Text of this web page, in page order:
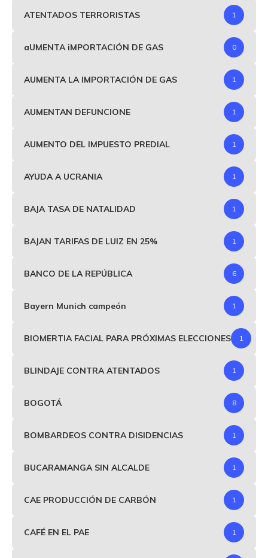
ATENTADOS TERRORISTAS 1
aUMENTA iMPORTACIÓN DE GAS 0
AUMENTA LA IMPORTACIÓN DE GAS 1
AUMENTAN DEFUNCIONE 1
AUMENTO DEL IMPUESTO PREDIAL 1
AYUDA A UCRANIA 1
BAJA TASA DE NATALIDAD 1
BAJAN TARIFAS DE LUIZ EN 25% 1
BANCO DE LA REPÚBLICA 6
Bayern Munich campeón 1
BIOMERTIA FACIAL PARA PRÓXIMAS ELECCIONES 1
BLINDAJE CONTRA ATENTADOS 1
BOGOTÁ 8
BOMBARDEOS CONTRA DISIDENCIAS 1
BUCARAMANGA SIN ALCALDE 1
CAE PRODUCCIÓN DE CARBÓN 1
CAFÉ EN EL PAE 1